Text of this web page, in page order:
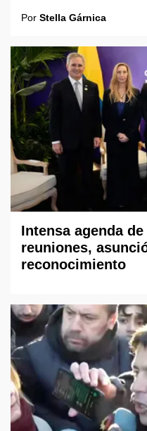
Por Stella Gárnica
Intensa agenda
reuniones,
reconocimiento